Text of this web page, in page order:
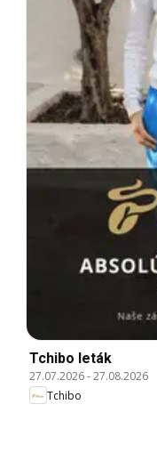
Tchibo leták
27.07.2026-27.08.2026
Tchibo